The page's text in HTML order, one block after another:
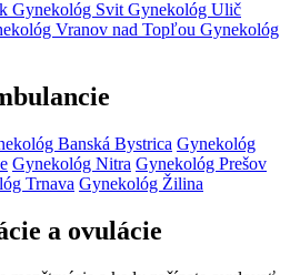
Gynekológ Svit Gynekológ Ulič
Vranov nad Topľou Gynekológ
Banská Bystrica Gynekológ
Gynekológ Nitra Gynekológ Prešov
Trnava Gynekológ Žilina
a ovulácie